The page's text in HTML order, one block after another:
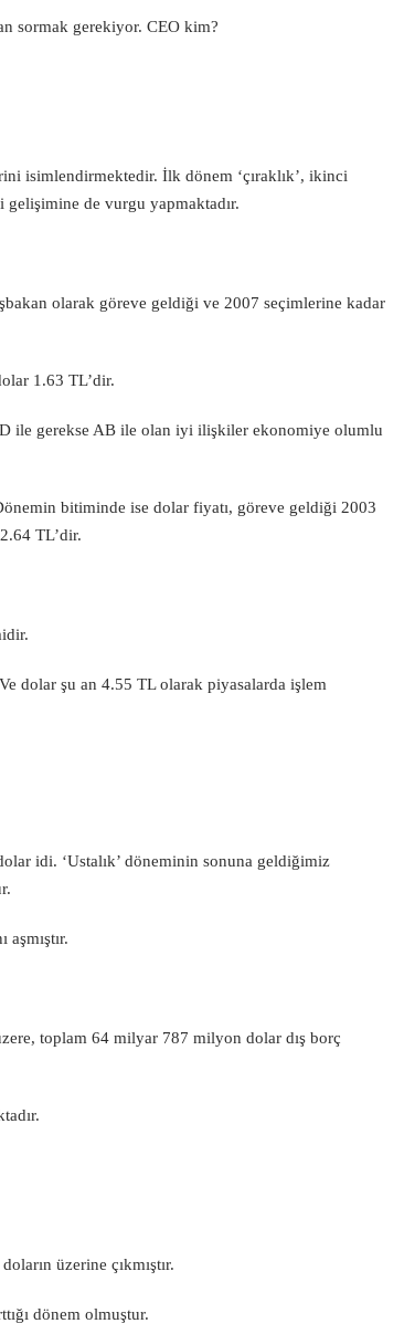
sormak gerekiyor. CEO kim?
isimlendirmektedir. İlk dönem ‘çıraklık’, ikinci
gelişimine de vurgu yapmaktadır.
olarak göreve geldiği ve 2007 seçimlerine kadar
1.63 TL’dir.
ile gerekse AB ile olan iyi ilişkiler ekonomiye olumlu
bitiminde ise dolar fiyatı, göreve geldiği 2003
TL’dir.
dolar şu an 4.55 TL olarak piyasalarda işlem
idi. ‘Ustalık’ döneminin sonuna geldiğimiz
toplam 64 milyar 787 milyon dolar dış borç
üzerine çıkmıştır.
dönem olmuştur.